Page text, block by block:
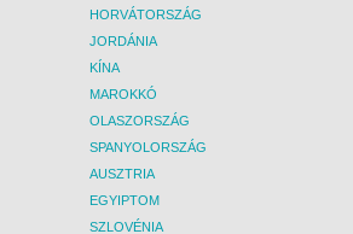
HORVÁTORSZÁG
JORDÁNIA
KÍNA
MAROKKÓ
OLASZORSZÁG
SPANYOLORSZÁG
AUSZTRIA
EGYIPTOM
SZLOVÉNIA